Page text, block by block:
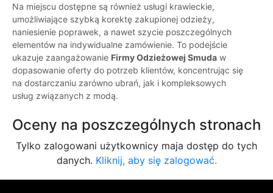
Na miejscu dostępne są również usługi krawieckie,
umożliwiające szybką korektę zakupionej odzieży,
naniesienie poprawek, a nawet szycie poszczególnych
elementów na indywidualne zamówienie. To podejście
ukazuje zaangażowanie Firmy Odzieżowej Smuda w
dopasowanie oferty do potrzeb klientów, koncentrując się
na dostarczaniu zarówno ubrań, jak i kompleksowych
usług związanych z modą.
Oceny na poszczególnych stronach
Tylko zalogowani użytkownicy maja dostęp do tych
danych. Kliknij, aby się zalogować.